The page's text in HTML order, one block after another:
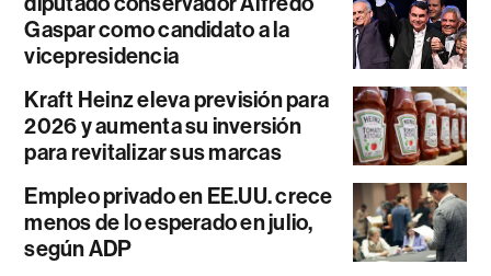
Gaspar como candidato a la
vicepresidencia
Kraft Heinz eleva previsión para
2026 y aumenta su inversión
para revitalizar sus marcas
Empleo privado en EE.UU. crece
menos de lo esperado en julio,
según ADP